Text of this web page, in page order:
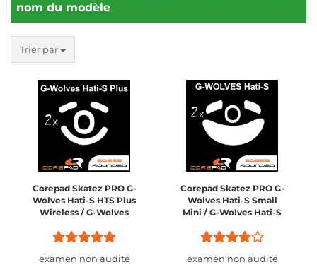
nom du modèle
Trier par
Corepad Skatez PRO G-
Wolves Hati-S HTS Plus
Wireless / G-Wolves
Wireless
examen non audité
Corepad Skatez PRO G-
Wolves Hati-S Small
Mini / G-Wolves Hati-S
examen non audité